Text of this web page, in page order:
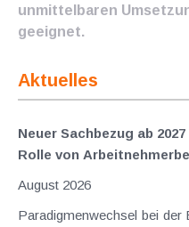
unmittelbaren
geeignet.
Aktuelles
Neuer Sachbezug ab
Rolle von
August 2026
Paradigmenwechsel bei der